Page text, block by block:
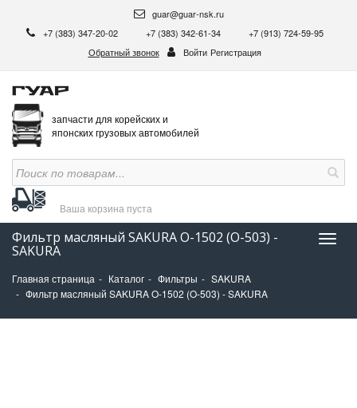
guar@guar-nsk.ru
+7 (383) 347-20-02
+7 (383) 342-61-34
+7 (913) 724-59-95
Обратный звонок
Войти Регистрация
запчасти для корейских и
японских грузовых автомобилей
Ваша корзина пуста
Фильтр масляный SAKURA O-1502 (O-503) -
SAKURA
Главная страница Каталог Фильтры
SAKURA
Фильтр масляный SAKURA O-1502 (O-503) - SAKURA